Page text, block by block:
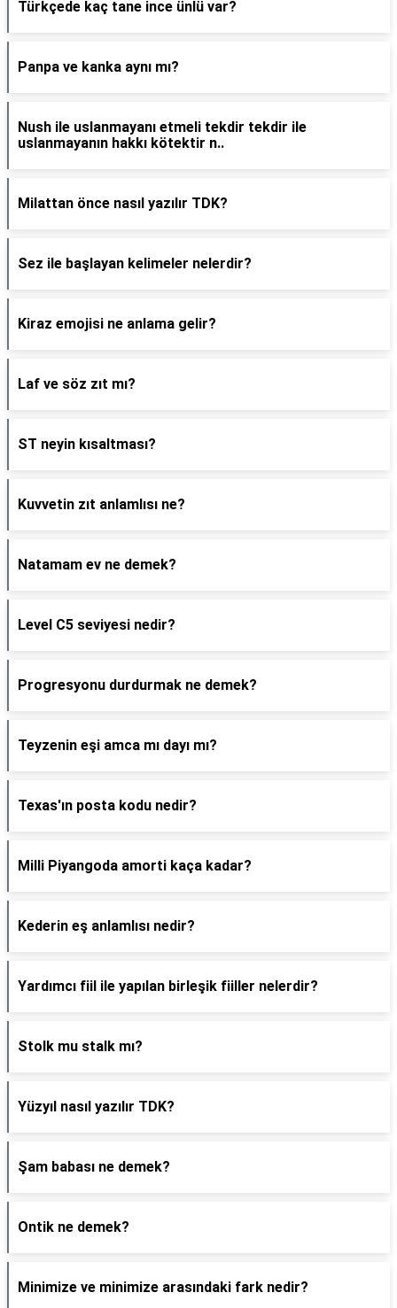
Türkçede kaç tane ince ünlü var?
Panpa ve kanka aynı mı?
Nush ile uslanmayanı etmeli tekdir tekdir ile
uslanmayanın hakkı kötektir n..
Milattan önce nasıl yazılır TDK?
Sez ile başlayan kelimeler nelerdir?
Kiraz emojisi ne anlama gelir?
Laf ve söz zıt mı?
ST neyin kısaltması?
Kuvvetin zıt anlamlısı ne?
Natamam ev ne demek?
Level C5 seviyesi nedir?
Progresyonu durdurmak ne demek?
Teyzenin eşi amca mı dayı mı?
Texas'ın posta kodu nedir?
Milli Piyangoda amorti kaça kadar?
Kederin eş anlamlısı nedir?
Yardımcı fiil ile yapılan birleşik fiiller nelerdir?
Stolk mu stalk mı?
Yüzyıl nasıl yazılır TDK?
Şam babası ne demek?
Ontik ne demek?
Minimize ve minimize arasındaki fark nedir?